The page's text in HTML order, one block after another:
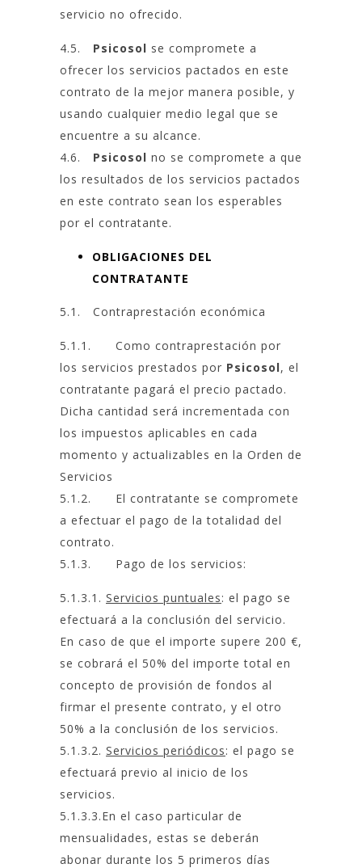
servicio no ofrecido.
4.5. Psicosol se compromete a
ofrecer los servicios pactados en este
contrato de la mejor manera posible, y
usando cualquier medio legal que se
encuentre a su alcance.
4.6. Psicosol no se compromete a que
los resultados de los servicios pactados
en este contrato sean los esperables
por el contratante.
OBLIGACIONES DEL
CONTRATANTE
5.1. Contraprestación económica
5.1.1. Como contraprestación por
los servicios prestados por Psicosol, el
contratante pagará el precio pactado.
Dicha cantidad será incrementada con
los impuestos aplicables en cada
momento y actualizables en la Orden de
Servicios
5.1.2. El contratante se compromete
a efectuar el pago de la totalidad del
contrato.
5.1.3. Pago de los servicios:
5.1.3.1. Servicios puntuales: el pago se
efectuará a la conclusión del servicio.
En caso de que el importe supere 200 €,
se cobrará el 50% del importe total en
concepto de provisión de fondos al
firmar el presente contrato, y el otro
50% a la conclusión de los servicios.
5.1.3.2. Servicios periódicos: el pago se
efectuará previo al inicio de los
servicios.
5.1.3.3.En el caso particular de
mensualidades, estas se deberán
abonar durante los 5 primeros días